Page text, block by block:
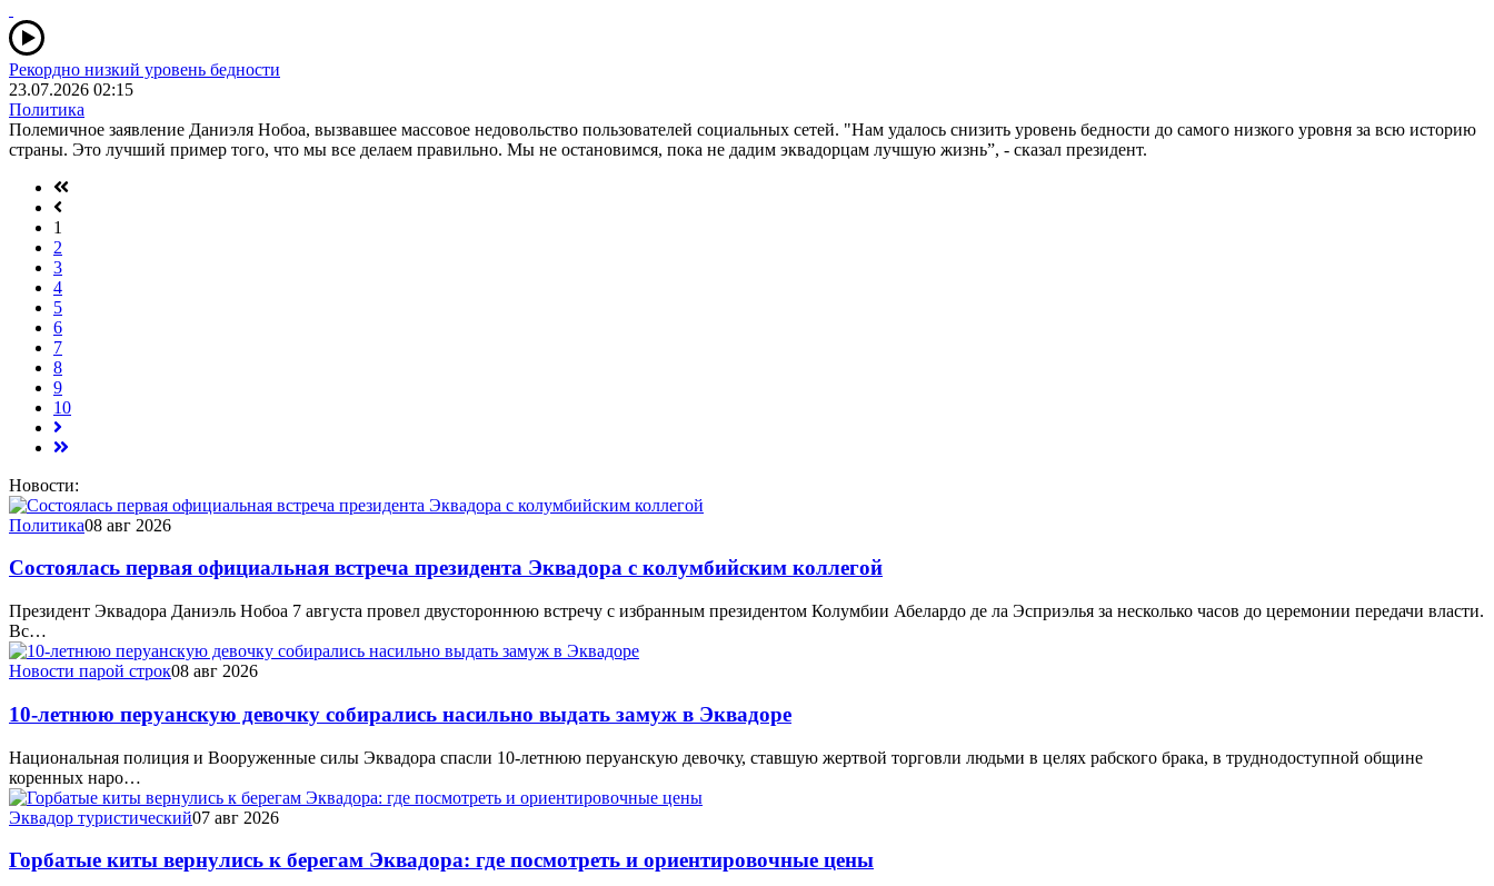
Рекордно низкий уровень бедности
23.07.2026 02:15
Политика
Полемичное заявление Даниэля Нобоа, вызвавшее массовое недовольство пользователей социальных сетей. "Нам удалось снизить уровень бедности до самого низкого уровня за всю историю
страны. Это лучший пример того, что мы все делаем правильно. Мы не остановимся, пока не дадим эквадорцам лучшую жизнь”, - сказал президент.
1
2
3
4
5
6
7
8
9
10
Новости:
Политика08 авг 2026
Состоялась первая официальная встреча президента Эквадора с колумбийским коллегой
Президент Эквадора Даниэль Нобоа 7 августа провел двустороннюю встречу с избранным президентом Колумбии Абелардо де ла Эсприэлья за несколько часов до церемонии передачи власти.
Вс…
Новости парой строк08 авг 2026
10-летнюю перуанскую девочку собирались насильно выдать замуж в Эквадоре
Национальная полиция и Вооруженные силы Эквадора спасли 10-летнюю перуанскую девочку, ставшую жертвой торговли людьми в целях рабского брака, в труднодоступной общине
коренных наро…
Эквадор туристический07 авг 2026
Горбатые киты вернулись к берегам Эквадора: где посмотреть и ориентировочные цены